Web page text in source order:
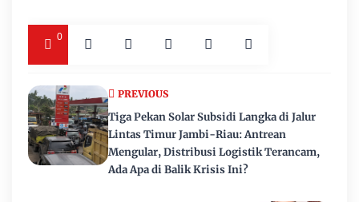
0
PREVIOUS
Tiga Pekan Solar Subsidi Langka di Jalur
Lintas Timur Jambi-Riau: Antrean
Mengular, Distribusi Logistik Terancam,
Ada Apa di Balik Krisis Ini?